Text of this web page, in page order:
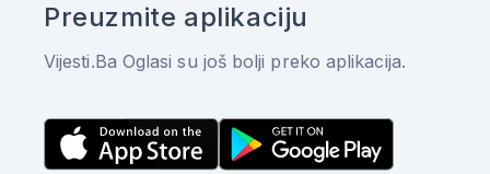
Preuzmite aplikaciju
Vijesti.Ba Oglasi su još bolji preko aplikacija.